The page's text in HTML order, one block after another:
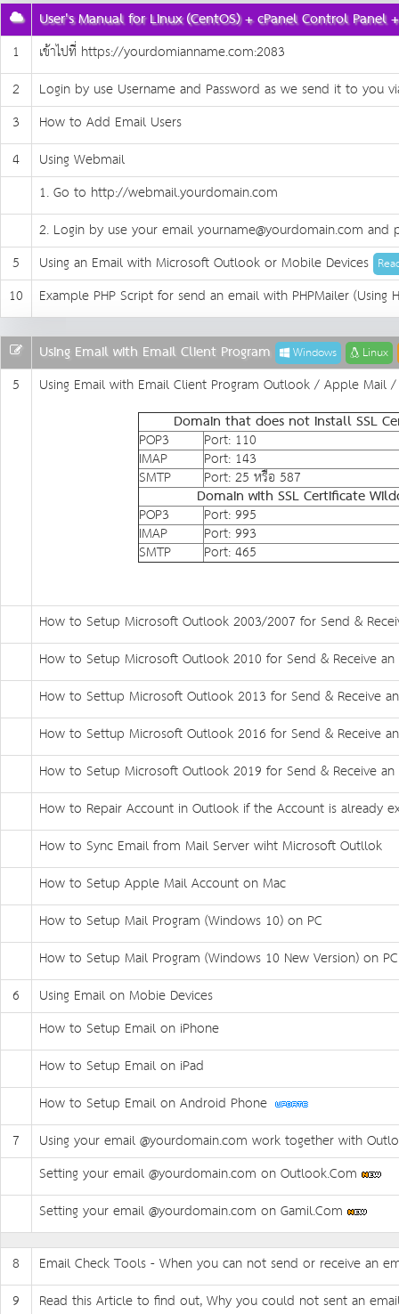
User's Manual for Linux (CentOS) + cPanel Control Panel
1
เข้าไปที่ https://yourdomianname.com:2083
2
Login by use Username and Password as we send it to you
3
How to Add Email Users
4
Using Webmail
1. Go to http://webmail.yourdomain.com
2. Login by use your email yourname@yourdomain.com
5
Using an Email with Microsoft Outlook or Mobile Devices
10 Example PHP Script for send an email with PHPMailer (Using
Using Email with Email Client Program Windows Linux
5 Using Email with Email Client Program Outlook / Apple Mail
Domain that does not install SSL
POP3 Port: 110
IMAP Port: 143
SMTP Port: 25 หรือ 587
Domain with SSL Certificate
POP3 Port: 995
IMAP Port: 993
SMTP Port: 465
How to Setup Microsoft Outlook 2003/2007 for Send &
How to Setup Microsoft Outlook 2010 for Send & Receive an
How to Settup Microsoft Outlook 2013 for Send & Receive
How to Settup Microsoft Outlook 2016 for Send & Receive
How to Setup Microsoft Outlook 2019 for Send & Receive
How to Repair Account in Outlook if the Account is already
How to Sync Email from Mail Server wiht Microsoft Outllok
How to Setup Apple Mail Account on Mac
How to Setup Mail Program (Windows 10) on PC
How to Setup Mail Program (Windows 10 New Version) on
6
Using Email on Mobie Devices
How to Setup Email on iPhone
How to Setup Email on iPad
How to Setup Email on Android Phone
7
Using your email @yourdomain.com work together with
Setting your email @yourdomain.com on Outlook.Com
Setting your email @yourdomain.com on Gamil.Com
8
Email Check Tools - When you can not send or receive an
9
Read this Article to find out, Why you could not sent an